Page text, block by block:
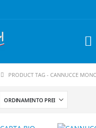
PRODUCT TAG - CANNUCCE